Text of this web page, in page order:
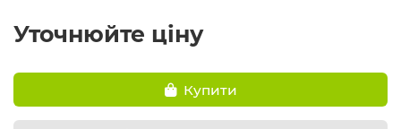
Уточнюйте ціну
Купити